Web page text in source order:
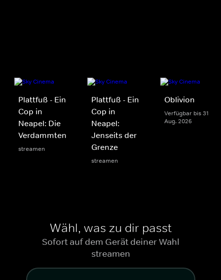
Plattfuß - Ein
Cop in
Neapel: Die
Verdammten
streamen
Plattfuß - Ein
Cop in
Neapel:
Jenseits der
Grenze
streamen
Oblivion
Verfügbar bis 31
Aug. 2026
Wähl, was zu dir passt
Sofort auf dem Gerät deiner Wahl
streamen